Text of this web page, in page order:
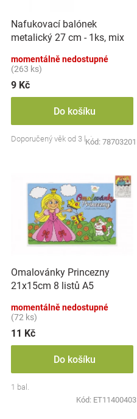
Hračkářství
ůo
d
u
k
ů
Nafukovací balónek
metalický 27 cm - 1ks, mix
momentálně nedostupné
(263 ks)
9 Kč
Do košíku
Doporučený věk od 3 letKód: 78703201
Omalovánky Princezny
21x15cm 8 listů A5
momentálně nedostupné
(72 ks)
11 Kč
Do košíku
1 bal.
Kód: ET11400403